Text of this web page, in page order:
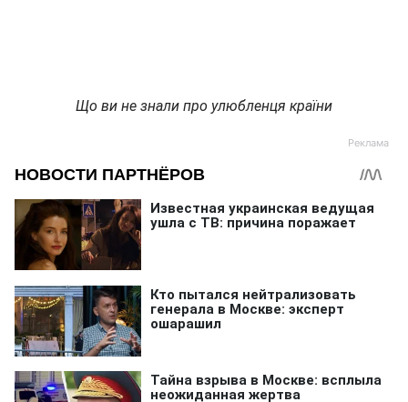
Що ви не знали про улюбленця країни